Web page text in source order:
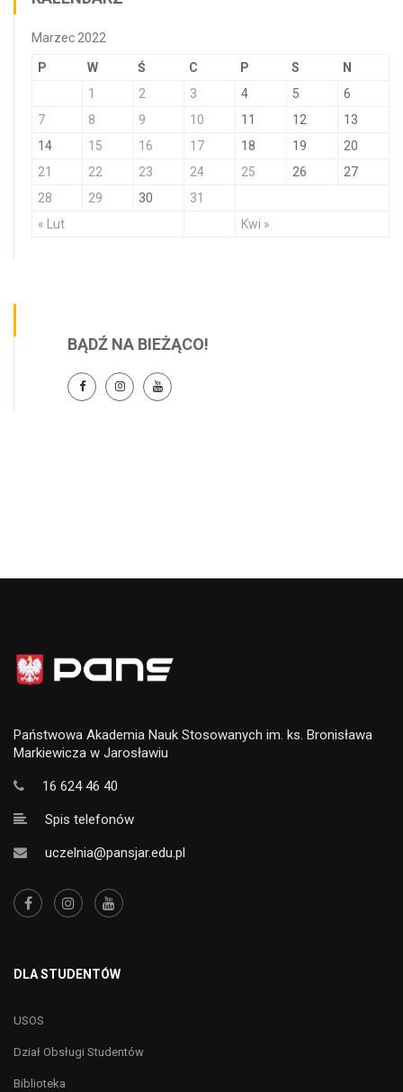
Marzec 2022
P W Ś C P S N
« Lut Kwi »
1 2 3 4 5
6
7
8 9 10 11 12
13
14
15 16 17 18 19
20
21
22 23 24 25 26
27
28
29 30 31
BĄDŹ NA BIEŻĄCO!
Państwowa Akademia Nauk Stosowanych im. ks. Bronisława
Markiewicza w Jarosławiu
16 624 46 40
Spis telefonów
uczelnia@pansjar.edu.pl
DLA STUDENTÓW
USOS
Dział Obsługi Studentów
Biblioteka